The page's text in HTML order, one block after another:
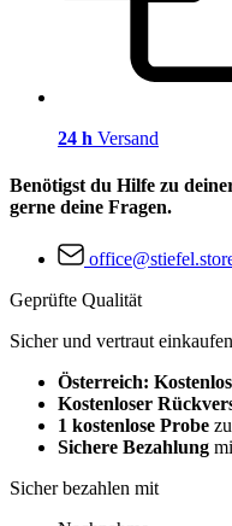
24 h Versand
Benötigst du Hilfe zu
gerne deine Fragen.
Geprüfte Qualität
Sicher und vertraut einkaufen
Österreich:
Kostenloser
1 kostenlose Probe
Sichere Bezahlung
Sicher bezahlen mit